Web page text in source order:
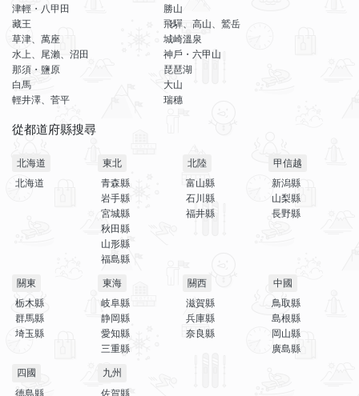
津輕・八甲田
藏王
草津、萬座
水上、尾瀨、沼田
那須・鹽原
白馬
輕井澤、菅平
勝山
飛驒、高山、鷲岳
城崎溫泉
神戶・六甲山
琵琶湖
大山
瑞穗
從都道府縣搜尋
北海道
北海道
東北
青森縣
岩手縣
宮城縣
秋田縣
山形縣
福島縣
北陸
富山縣
石川縣
福井縣
甲信越
新潟縣
山梨縣
長野縣
關東
栃木縣
群馬縣
埼玉縣
東海
岐阜縣
静岡縣
愛知縣
三重縣
關西
滋賀縣
兵庫縣
奈良縣
中國
鳥取縣
島根縣
岡山縣
廣島縣
四國
德島縣
九州
佐賀縣